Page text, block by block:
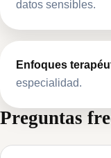
datos sensibles.
Enfoques
especialidad.
Preguntas